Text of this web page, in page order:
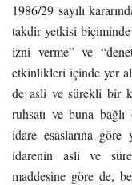
1986/29 sayılı
takdir yetkisi biçiminde
izni verme” ve
etkinlikleri içinde yer
de asli ve sürekli bir
ruhsatı ve buna
idare esaslarına
idarenin asli ve
maddesine göre de,